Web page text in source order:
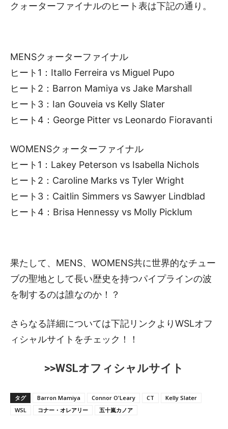
クォーターファイナルのヒート表は下記の通り。
MENSクォーターファイナル
ヒート1：Itallo Ferreira vs Miguel Pupo
ヒート2：Barron Mamiya vs Jake Marshall
ヒート3：Ian Gouveia vs Kelly Slater
ヒート4：George Pitter vs Leonardo Fioravanti
WOMENSクォーターファイナル
ヒート1：Lakey Peterson vs Isabella Nichols
ヒート2：Caroline Marks vs Tyler Wright
ヒート3：Caitlin Simmers vs Sawyer Lindblad
ヒート4：Brisa Hennessy vs Molly Picklum
果たして、MENS、WOMENS共に世界的なチュー
ブの聖地として長い歴史を持つパイプラインの波
を制するのは誰なのか！？
さらなる詳細については下記リンクよりWSLオフ
ィシャルサイトをチェック！！
>>WSLオフィシャルサイト
タグ Barron Mamiya Connor O'Leary CT
Kelly Slater
WSL
コナー・オレアリー 五十嵐カノア